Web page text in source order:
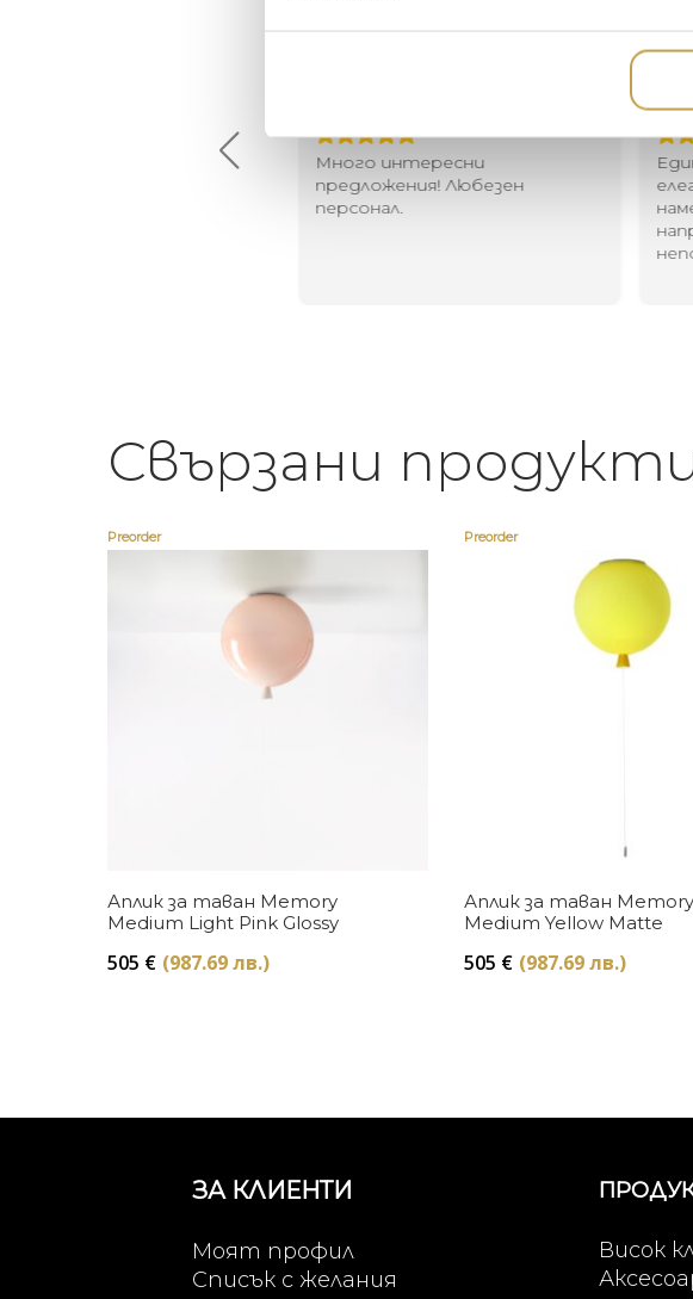
Много интересни
предложения! Любезен
персонал.
Свързани
Preorder
Купи
Аплик за таван Memory
Medium Light Pink Glossy
505 € (987.69 лв.)
Preorder
Купи
Аплик за таван Memory
Medium Yellow Matte
505 € (987.69 лв.)
ЗА КЛИЕНТИ
Моят профил
Списък с желания
Висок